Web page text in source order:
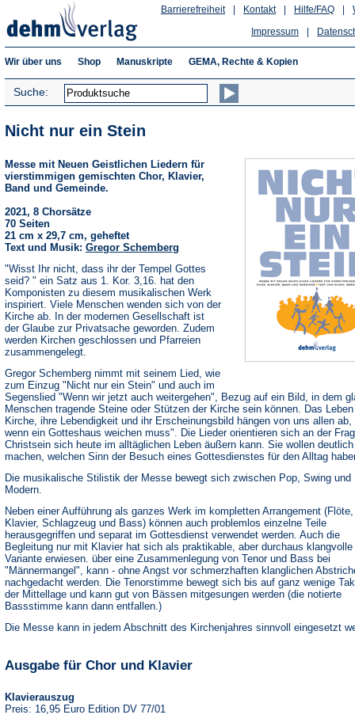
Hilfe/FAQ
Kontakt
Barrierefreiheit
Impressum
Wir über uns Shop Manuskripte GEMA, Rechte & Kopien
Suche:
Nicht nur ein Stein
Messe mit Neuen Geistlichen Liedern für
vierstimmigen gemischten Chor, Klavier,
Band und Gemeinde.
2021, 8 Chorsätze
70 Seiten
21 cm x 29,7 cm, geheftet
Text und Musik: Gregor Schemberg
"Wisst Ihr nicht, dass ihr der Tempel Gottes
seid? " ein Satz aus 1. Kor. 3,16. hat den
Komponisten zu diesem musikalischen Werk
inspiriert. Viele Menschen wenden sich von der
Kirche ab. In der modernen Gesellschaft ist
der Glaube zur Privatsache geworden. Zudem
werden Kirchen geschlossen und Pfarreien
zusammengelegt.
Gregor Schemberg nimmt mit seinem Lied, wie
zum Einzug "Nicht nur ein Stein" und auch im
Segenslied "Wenn wir jetzt auch weitergehen", Bezug auf ein Bild, in dem
Menschen tragende Steine oder Stützen der Kirche sein können. Das
Kirche, ihre Lebendigkeit und ihr Erscheinungsbild hängen von uns allen
wenn ein Gotteshaus weichen muss". Die Lieder orientieren sich an der
Christsein sich heute im alltäglichen Leben äußern kann. Sie wollen deutlich
machen, welchen Sinn der Besuch eines Gottesdienstes für den Alltag
Die musikalische Stilistik der Messe bewegt sich zwischen Pop, Swing und
Modern.
Neben einer Aufführung als ganzes Werk im kompletten Arrangement (Flöte,
Klavier, Schlagzeug und Bass) können auch problemlos einzelne Teile
herausgegriffen und separat im Gottesdienst verwendet werden. Auch die
Begleitung nur mit Klavier hat sich als praktikable, aber durchaus klangvolle
Variante erwiesen. über eine Zusammenlegung von Tenor und Bass bei
"Männermangel", kann - ohne Angst vor schmerzhaften klanglichen
nachgedacht werden. Die Tenorstimme bewegt sich bis auf ganz wenige
der Mittellage und kann gut von Bässen mitgesungen werden (die notierte
Bassstimme kann dann entfallen.)
Die Messe kann in jedem Abschnitt des Kirchenjahres sinnvoll eingesetzt
Ausgabe für Chor und Klavier
Klavierauszug
Preis: 16,95 Euro Edition DV 77/01